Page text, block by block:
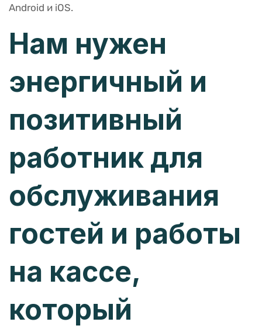
Android и iOS.
Нам нужен
энергичный и
позитивный
работник для
обслуживания
гостей и работы
на кассе,
который